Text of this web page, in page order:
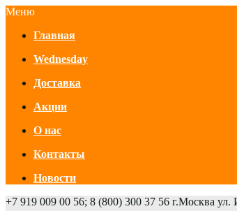
Меню
Главная
Wednesday
Доставка
Акции
О нас
Контакты
Новости
+7 919 009 00 56; 8 (800) 300 37 56 г.Москва ул.